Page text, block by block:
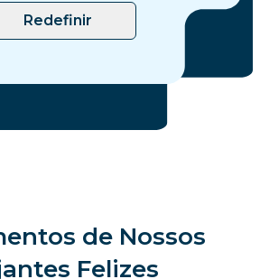
Redefinir
de Nossos
Felizes